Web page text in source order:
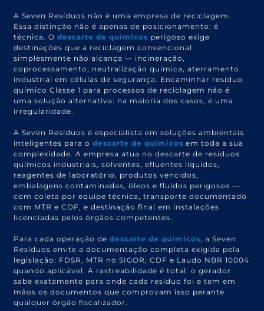
A Seven Resíduos não é uma empresa de reciclagem.
Essa distinção não é apenas de posicionamento: é
técnica. Odescarte de químicos perigoso exige
destinações que a reciclagem convencional
simplesmente não alcança — incineração,
coprocessamento, neutralização química, aterramento
industrial em células de segurança. Encaminhar resíduo
químico Classe 1 para processos de reciclagem não é
uma solução alternativa: na maioria dos casos, é uma
irregularidade.
A Seven Resíduos é especialista em soluções ambientais
inteligentes para odescarte de químicos em toda a sua
complexidade. A empresa atua no descarte de resíduos
químicos industriais, solventes, efluentes líquidos,
reagentes de laboratório, produtos vencidos,
embalagens contaminadas, óleos e fluidos perigosos —
com coleta por equipe técnica, transporte documentado
com MTR e CDF, e destinação final em instalações
licenciadas pelos órgãos competentes.
Para cada operação dedescarte de químicos, a Seven
Resíduos emite a documentação completa exigida pela
legislação: FDSR, MTR no SIGOR, CDF e Laudo NBR 10004
quando aplicável. A rastreabilidade é total: o gerador
sabe exatamente para onde cada resíduo foi e tem em
mãos os documentos que comprovam isso perante
qualquer órgão fiscalizador.